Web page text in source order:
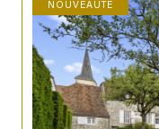
NOUVEAUTÉ